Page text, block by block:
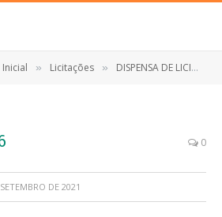
Inicial » Licitações » DISPENSA DE LICITAÇÃO Nº 026/2020 (Contratação de empresa para aquisição de equipamentos de proteção individual-EPI de interesse da Secretaria Municipal de Assistência Social, referente as medidas de enfrentamento ao Novo Coronavírus (Covid-19))
0
DE 2021